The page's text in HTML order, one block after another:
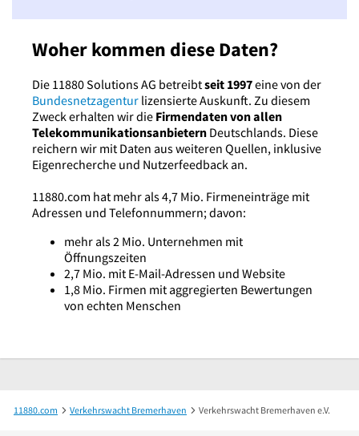
Woher kommen diese Daten?
Die 11880 Solutions AG betreibtseit 1997eine von der
Bundesnetzagentur lizensierte Auskunft. Zu diesem
Zweck erhalten wir die Firmendaten von allen
Telekommunikationsanbietern Deutschlands. Diese
reichern wir mit Daten aus weiteren Quellen, inklusive
Eigenrecherche und Nutzerfeedback an.
11880.com hat mehr als 4,7 Mio. Firmeneinträge mit
Adressen und Telefonnummern; davon:
mehr als 2 Mio. Unternehmen mit
Öffnungszeiten
2,7 Mio. mit E-Mail-Adressen und Website
1,8 Mio. Firmen mit aggregierten Bewertungen
von echten Menschen
11880.com Verkehrswacht Bremerhaven Verkehrswacht Bremerhaven e.V.